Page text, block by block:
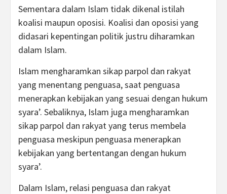
Sementara dalam Islam tidak dikenal istilah
koalisi maupun oposisi. Koalisi dan oposisi yang
didasari kepentingan politik justru diharamkan
dalam Islam.
Islam mengharamkan sikap parpol dan rakyat
yang menentang penguasa, saat penguasa
menerapkan kebijakan yang sesuai dengan hukum
syara’. Sebaliknya, Islam juga mengharamkan
sikap parpol dan rakyat yang terus membela
penguasa meskipun penguasa menerapkan
kebijakan yang bertentangan dengan hukum
syara’.
Dalam Islam, relasi penguasa dan rakyat